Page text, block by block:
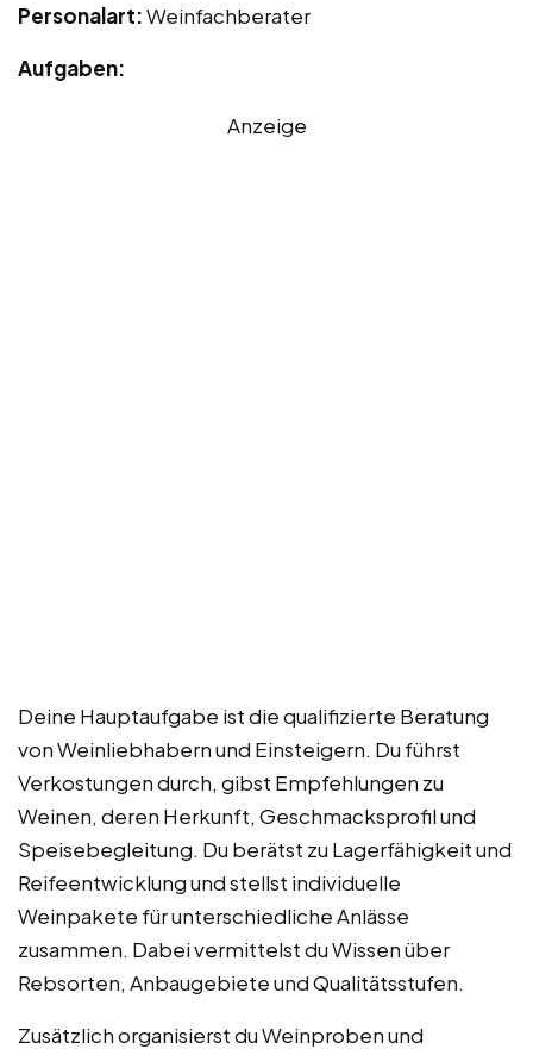
Personalart:Weinfachberater
Aufgaben:
Anzeige
Deine Hauptaufgabe ist die qualifizierte Beratung
von Weinliebhabern und Einsteigern. Du führst
Verkostungen durch, gibst Empfehlungen zu
Weinen, deren Herkunft, Geschmacksprofil und
Speisebegleitung. Du berätst zu Lagerfähigkeit und
Reifeentwicklung und stellst individuelle
Weinpakete für unterschiedliche Anlässe
zusammen. Dabei vermittelst du Wissen über
Rebsorten, Anbaugebiete und Qualitätsstufen.
Zusätzlich organisierst du Weinproben und